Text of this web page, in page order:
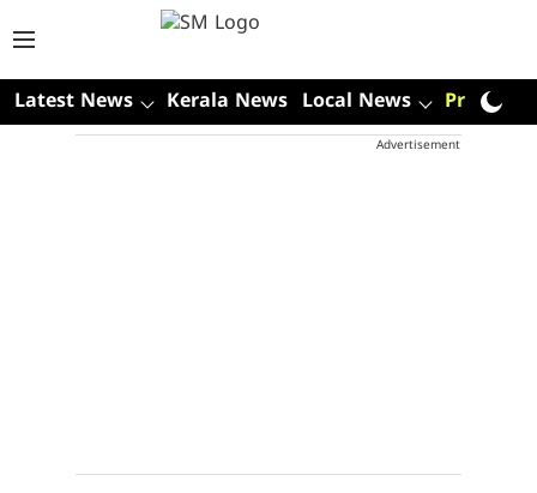
Latest News Kerala News Local News Premium
Advertisement